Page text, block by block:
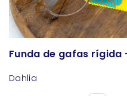
Funda de gafas rígida
Dahlia